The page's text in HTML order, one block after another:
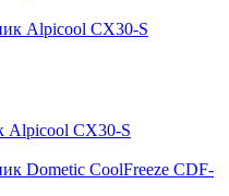
Alpicool CX30-S